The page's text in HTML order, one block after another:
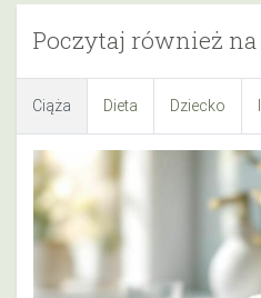
Poczytaj również
Ciąża Dieta Dziecko